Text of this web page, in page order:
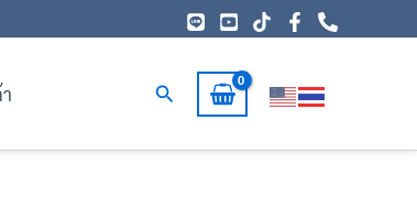
Search